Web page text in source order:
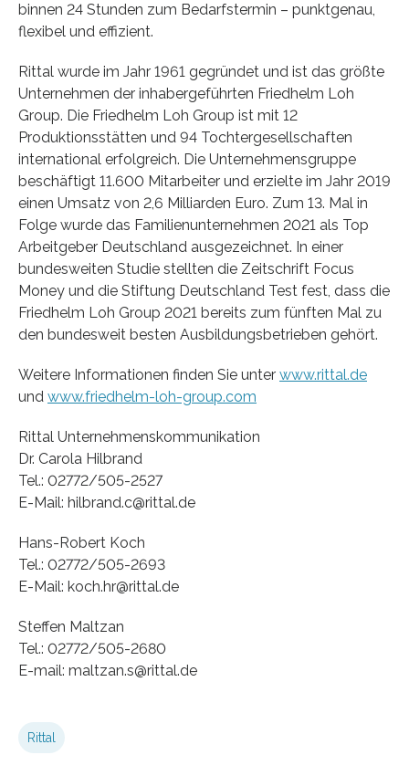
binnen 24 Stunden zum Bedarfstermin – punktgenau,
flexibel und effizient.
Rittal wurde im Jahr 1961 gegründet und ist das größte
Unternehmen der inhabergeführten Friedhelm Loh
Group. Die Friedhelm Loh Group ist mit 12
Produktionsstätten und 94 Tochtergesellschaften
international erfolgreich. Die Unternehmensgruppe
beschäftigt 11.600 Mitarbeiter und erzielte im Jahr 2019
einen Umsatz von 2,6 Milliarden Euro. Zum 13. Mal in
Folge wurde das Familienunternehmen 2021 als Top
Arbeitgeber Deutschland ausgezeichnet. In einer
bundesweiten Studie stellten die Zeitschrift Focus
Money und die Stiftung Deutschland Test fest, dass die
Friedhelm Loh Group 2021 bereits zum fünften Mal zu
den bundesweit besten Ausbildungsbetrieben gehört.
Weitere Informationen finden Sie unter www.rittal.de
und www.friedhelm-loh-group.com
Rittal Unternehmenskommunikation
Dr. Carola Hilbrand
Tel.: 02772/505-2527
E-Mail: hilbrand.c@rittal.de
Hans-Robert Koch
Tel.: 02772/505-2693
E-Mail: koch.hr@rittal.de
Steffen Maltzan
Tel.: 02772/505-2680
E-mail: maltzan.s@rittal.de
Rittal